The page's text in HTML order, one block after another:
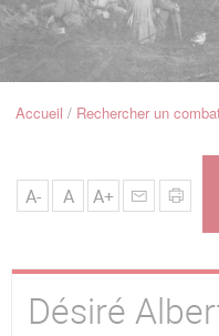
Navigation
FilAccueil Rechercher un
A- A A+
Désiré